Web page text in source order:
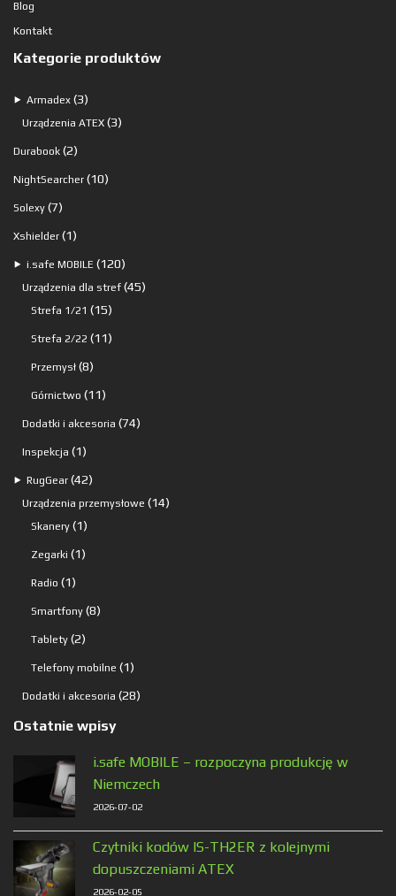
Blog
Kontakt
Kategorie produktów
⯈ Armadex 33
produkty
Urządzenia ATEX 33
Durabook 22
produkty
NightSearcher 1010
Solexy 77
produktów
Xshielder 11
produkt
⯈ i.safe MOBILE 120120
produktów
Urządzenia dla stref 4545
Strefa 1/21 1515
produktów
Strefa 2/22 1111
Przemysł 88
produktów
Górnictwo 1111
produktów
Dodatki i akcesoria 7474
Inspekcja 11
produkt
⯈ RugGear 4242
produkty
Urządzenia przemysłowe 1414
Skanery 11
produkt
Zegarki 11
Radio 11
produkt
Smartfony 88
Tablety 22
produkty
Telefony mobilne 11
produkt
Dodatki i akcesoria 2828
Ostatnie wpisy
i.safe MOBILE – rozpoczyna produkcję w
Niemczech
2026-07-02
Czytniki kodów IS-TH2ER z kolejnymi
dopuszczeniami ATEX
2026-02-05